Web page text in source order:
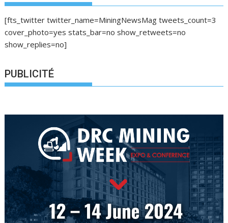
[fts_twitter twitter_name=MiningNewsMag tweets_count=3
cover_photo=yes stats_bar=no show_retweets=no
show_replies=no]
PUBLICITÉ